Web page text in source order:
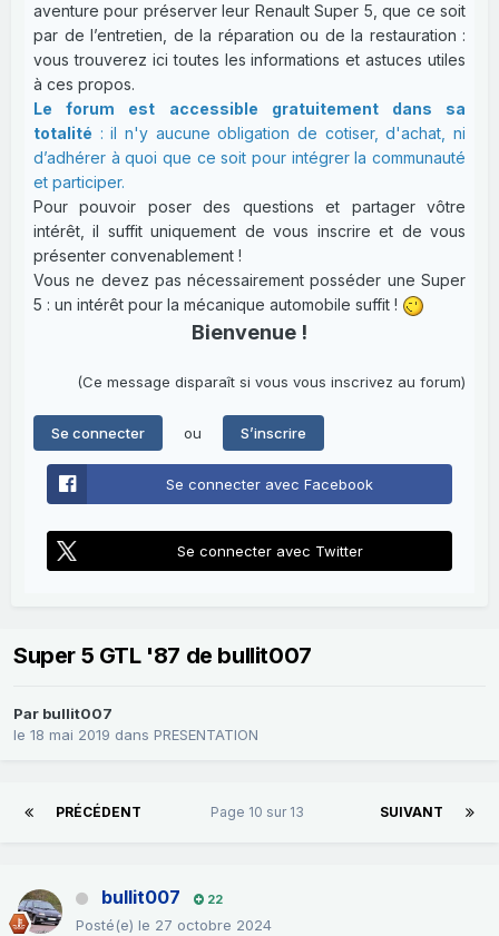
aventure pour préserver leur Renault Super 5, que ce soit
par de l’entretien, de la réparation ou de la restauration :
vous trouverez ici toutes les informations et astuces utiles
à ces propos.
Le forum est accessible gratuitement dans sa
totalité : il n'y aucune obligation de cotiser, d'achat, ni
d’adhérer à quoi que ce soit pour intégrer la communauté
et participer.
Pour pouvoir poser des questions et partager vôtre
intérêt, il suffit uniquement de vous inscrire et de vous
présenter convenablement !
Vous ne devez pas nécessairement posséder une Super
5 : un intérêt pour la mécanique automobile suffit !
Bienvenue !
(Ce message disparaît si vous vous inscrivez au forum)
Se connecter ou S’inscrire
Se connecter avec Facebook
Se connecter avec Twitter
Super 5 GTL '87 de bullit007
Par bullit007
le 18 mai 2019 dans PRESENTATION
PRÉCÉDENT SUIVANT
Page 10 sur 13
bullit007 22
Posté(e) le 27 octobre 2024